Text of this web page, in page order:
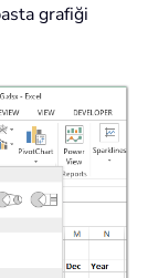
grafiği